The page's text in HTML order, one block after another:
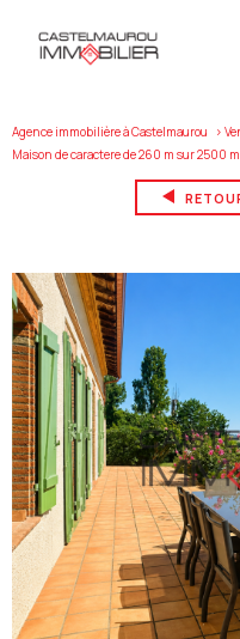
Agence immobilière à Castelmaurou
maison de caractere de 260 m sur 2500